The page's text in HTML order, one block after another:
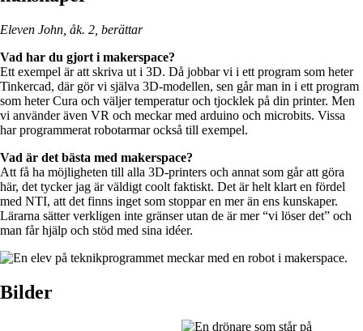
Eleven John, åk. 2, berättar
Vad har du gjort i makerspace?
Ett exempel är att skriva ut i 3D. Då jobbar vi i ett program som heter
Tinkercad, där gör vi själva 3D-modellen, sen går man in i ett program
som heter Cura och väljer temperatur och tjocklek på din printer. Men
vi använder även VR och meckar med arduino och microbits. Vissa
har programmerat robotarmar också till exempel.
Vad är det bästa med makerspace?
Att få ha möjligheten till alla 3D-printers och annat som går att göra
här, det tycker jag är väldigt coolt faktiskt. Det är helt klart en fördel
med NTI, att det finns inget som stoppar en mer än ens kunskaper.
Lärarna sätter verkligen inte gränser utan de är mer “vi löser det” och
man får hjälp och stöd med sina idéer.
Bilder